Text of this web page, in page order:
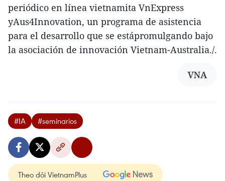
periódico en línea vietnamita VnExpress
yAus4Innovation, un programa de asistencia
para el desarrollo que se estápromulgando bajo
la asociación de innovación Vietnam-Australia./.
VNA
#IA #seminarios
Theo dõi VietnamPlus